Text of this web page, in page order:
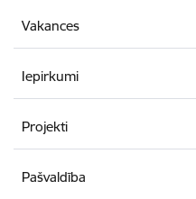
Vakances
Iepirkumi
Projekti
Pašvaldība